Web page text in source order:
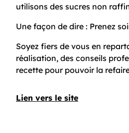
utilisons des sucres non
Une façon de dire : Prenez
Soyez fiers de vous en
réalisation, des conseils
recette pour pouvoir la
Lien vers le site